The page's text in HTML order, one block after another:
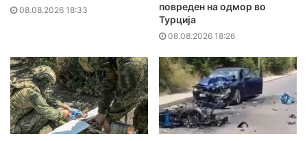
08.08.2026 18:33
повреден на одмор во
Турција
08.08.2026 18:26